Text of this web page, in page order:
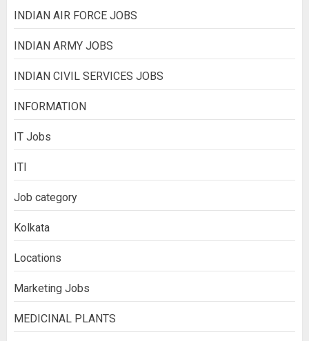
INDIAN AIR FORCE JOBS
INDIAN ARMY JOBS
INDIAN CIVIL SERVICES JOBS
INFORMATION
IT Jobs
ITI
Job category
Kolkata
Locations
Marketing Jobs
MEDICINAL PLANTS